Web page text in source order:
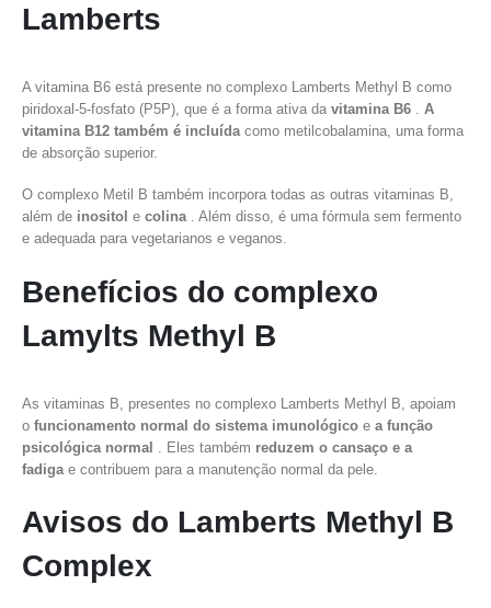
Lamberts
A vitamina B6 está presente no complexo Lamberts Methyl B como
piridoxal-5-fosfato (P5P), que é a forma ativa da vitamina B6
A
vitamina B12 também é incluída como metilcobalamina, uma forma
de absorção superior.
O complexo Metil B também incorpora todas as outras vitaminas B,
além de inositol e colina. Além disso, é uma fórmula sem fermento
e adequada para vegetarianos e veganos.
Benefícios do complexo
Lamylts Methyl B
As vitaminas B, presentes no complexo Lamberts Methyl B, apoiam
o funcionamento normal do sistema imunológico e a função
psicológica normal
. Eles também reduzem o cansaço e a
fadiga e contribuem para a manutenção normal da pele.
Avisos do Lamberts Methyl B
Complex